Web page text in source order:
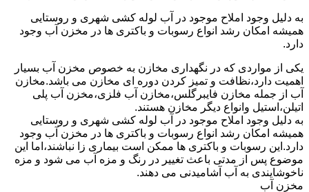
به دلیل وجود املاح موجود در آب لوله کشی شهری و روستایی
همیشه امکان رشد انواع رسوبات و باکتری ها در مخزن آب وجود
دارد.
یکی از مواردی که در نگهداری مخازن به خصوص مخزن آب بسیار
اهمیت دارد،نظافت و تمیز کردن دوره ای مخازن می باشد.مخازن
آب از جمله مخازن فایبرگلس،مخازن آب فلزی،مخزن آب پلی
اتیلن،استیل وانواع دیگر مخازن هستند.
به دلیل وجود املاح موجود در آب لوله کشی شهری و روستایی
همیشه امکان رشد انواع رسوبات و باکتری ها در مخزن آب وجود
دارد.این رسوبات و باکتری ها ممکن است بیماری زا نباشند،اما این
موضوع پس از مدتی باعث تغییر در رنگ و مزه آب می شود و مزه
ناخوشایندی به آب آشامیدنی می دهند.
مخزن آب